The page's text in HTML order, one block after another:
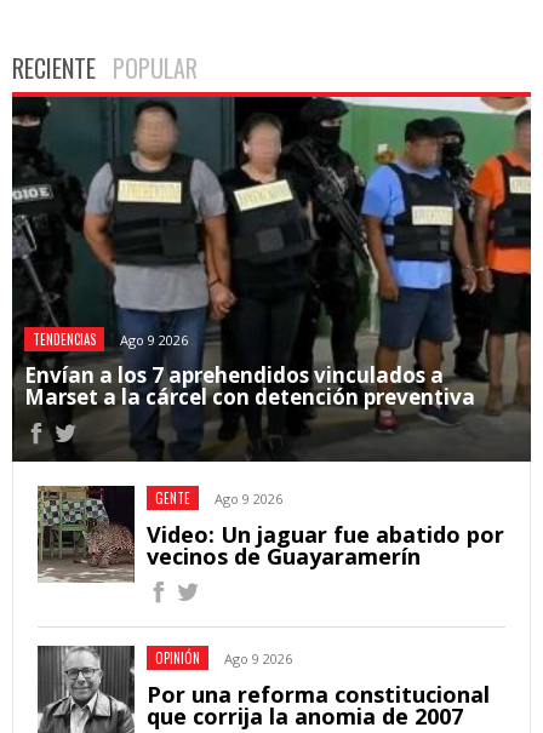
RECIENTE POPULAR
TENDENCIAS Ago 9 2026
Envían a los 7 aprehendidos vinculados a
Marset a la cárcel con detención preventiva
GENTE Ago 9 2026
Video: Un jaguar fue abatido por
vecinos de Guayaramerín
OPINIÓN Ago 9 2026
Por una reforma constitucional
que corrija la anomia de 2007